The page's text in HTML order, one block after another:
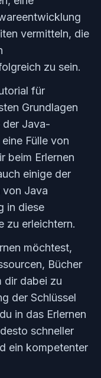
vermitteln, die
zu sein.
für
Grundlagen
der Java-
Fülle von
beim Erlernen
einige der
von Java
in diese
zu erleichtern.
möchtest,
Bücher
dir dabei zu
der Schlüssel
in das Erlernen
schneller
ein kompetenter